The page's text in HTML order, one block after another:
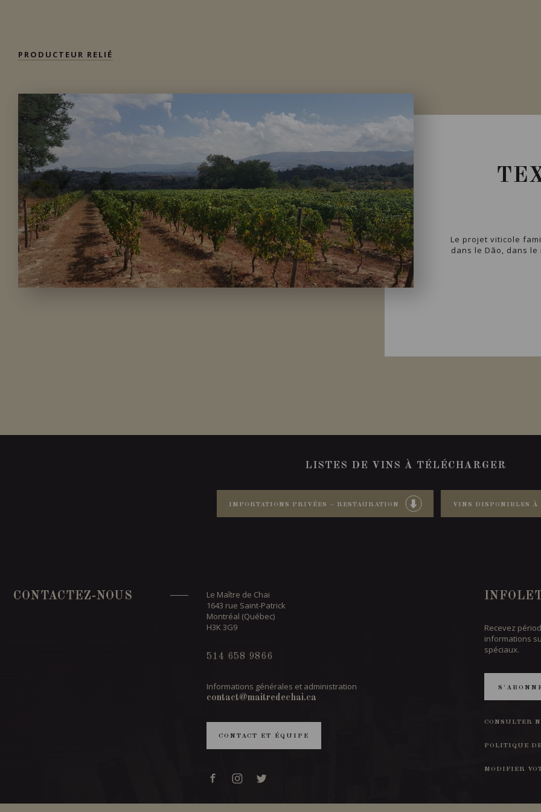
PRODUCTEUR RELIÉ
Le projet viticole
dans le Dão, dans
LISTES DE VINS À TÉLÉCHARGER
IMPORTATIONS PRIVÉES – RESTAURATION VINS DISPONIBLES À
CONTACTEZ-NOUS
Le Maître de Chai
1643 rue Saint-Patrick
Montréal (Québec)
H3K 3G9
514 658 9866
Informations générales et administration
contact@maitredechai.ca
CONTACT ET ÉQUIPE
Recevez
informations
spéciaux.
CONSULTER
POLITIQUE
MODIFIER